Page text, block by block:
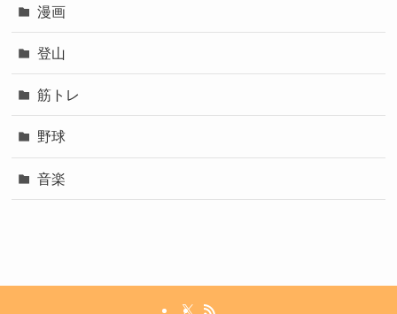
漫画
登山
筋トレ
野球
音楽